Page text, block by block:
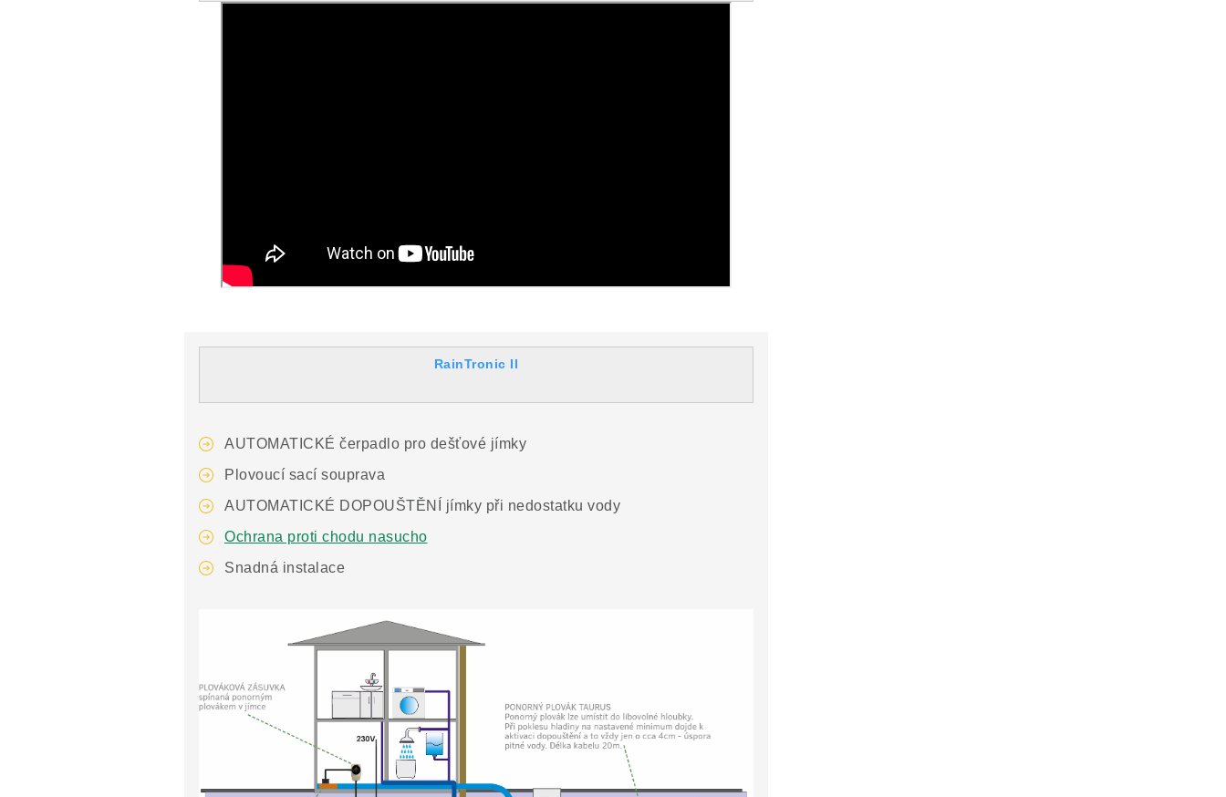
RainTronic II
AUTOMATICKÉ čerpadlo pro dešťové jímky
Plovoucí sací souprava
AUTOMATICKÉ DOPOUŠTĚNÍ jímky při nedostatku vody
Ochrana proti chodu nasucho
Snadná instalace